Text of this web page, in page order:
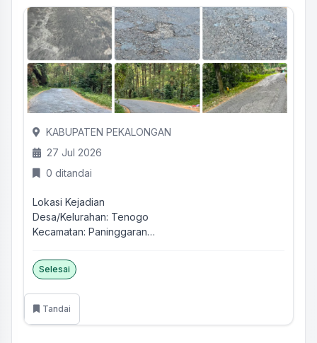
KABUPATEN PEKALONGAN
27 Jul 2026
0 ditandai
Lokasi Kejadian
Desa/Kelurahan: Tenogo
Kecamatan: Paninggaran
Isi Aduan:...
Selesai
Tandai